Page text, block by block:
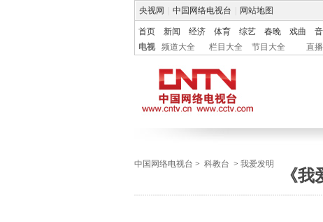
央视网 中国网络电视台 网站地图
首页 新闻 经济 体育 综艺 春晚 戏曲
电视
频道大全 栏目大全 节目大全 直
中国网络电视台 > 科教台 > 我爱发明
《